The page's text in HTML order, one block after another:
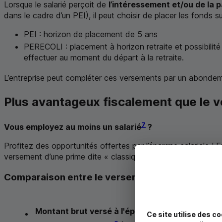
Lorsque le salarié perçoit de l’intéressement et/ou de la
dans le cadre d’un PEI), il peut choisir de placer les fonds
PEI : horizon de placement de 5 ans
PERECOLI : placement à horizon retraite et
effectuer au moment du départ à la retraite.
L’entreprise peut compléter ces versements par un
Plus avantageux fiscalement que le
Vous employez au moins un salarié7 ?
Profitez des opportunités offertes par l’épargne salariale !
versement d’une prime dite « classique ».
Comparaison entre le versement d'une prime
Montant brut versé à l'épargnantCe site utilise des